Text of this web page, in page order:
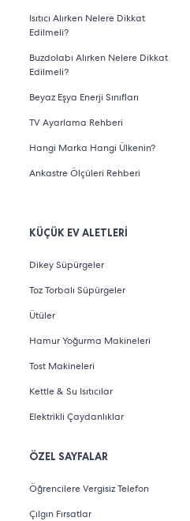
Isıtıcı Alırken Nelere Dikkat
Edilmeli?
Buzdolabı Alırken Nelere Dikkat
Edilmeli?
Beyaz Eşya Enerji Sınıfları
TV Ayarlama Rehberi
Hangi Marka Hangi Ülkenin?
Ankastre Ölçüleri Rehberi
KÜÇÜK EV ALETLERİ
Dikey Süpürgeler
Toz Torbalı Süpürgeler
Ütüler
Hamur Yoğurma Makineleri
Tost Makineleri
Kettle & Su Isıtıcılar
Elektrikli Çaydanlıklar
ÖZEL SAYFALAR
Öğrencilere Vergisiz Telefon
Çılgın Fırsatlar